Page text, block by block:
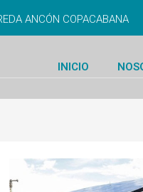
ANCÓN COPACABANA
INICIO